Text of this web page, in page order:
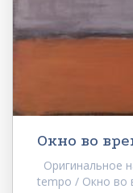
Окно во
Оригинальное
tempo / Окно во